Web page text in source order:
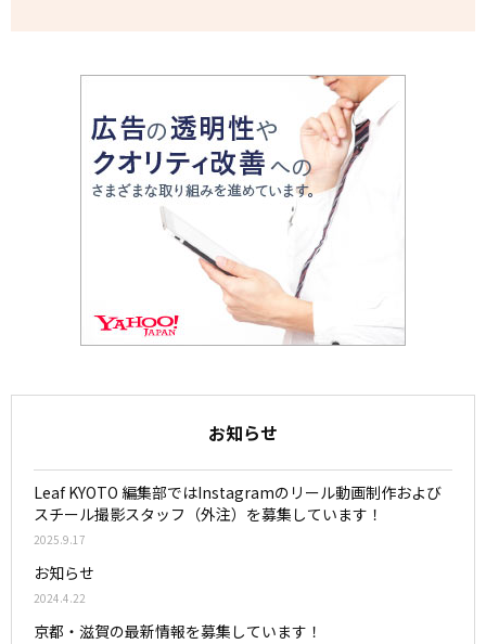
お知らせ
Leaf KYOTO 編集部ではInstagramのリール動画制作および
スチール撮影スタッフ（外注）を募集しています！
2025.9.17
お知らせ
2024.4.22
京都・滋賀の最新情報を募集しています！